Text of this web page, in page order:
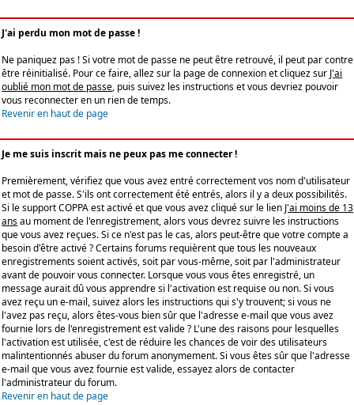
J'ai perdu mon mot de passe !
Ne paniquez pas ! Si votre mot de passe ne peut être retrouvé, il peut par contre
être réinitialisé. Pour ce faire, allez sur la page de connexion et cliquez sur J'ai
oublié mon mot de passe, puis suivez les instructions et vous devriez pouvoir
vous reconnecter en un rien de temps.
Revenir en haut de page
Je me suis inscrit mais ne peux pas me connecter !
Premièrement, vérifiez que vous avez entré correctement vos nom d'utilisateur
et mot de passe. S'ils ont correctement été entrés, alors il y a deux possibilités.
Si le support COPPA est activé et que vous avez cliqué sur le lien J'ai moins de 13
ansau moment de l'enregistrement, alors vous devrez suivre les instructions
que vous avez reçues. Si ce n'est pas le cas, alors peut-être que votre compte a
besoin d'être activé ? Certains forums requièrent que tous les nouveaux
enregistrements soient activés, soit par vous-même, soit par l'administrateur
avant de pouvoir vous connecter. Lorsque vous vous êtes enregistré, un
message aurait dû vous apprendre si l'activation est requise ou non. Si vous
avez reçu un e-mail, suivez alors les instructions qui s'y trouvent; si vous ne
l'avez pas reçu, alors êtes-vous bien sûr que l'adresse e-mail que vous avez
fournie lors de l'enregistrement est valide ? L'une des raisons pour lesquelles
l'activation est utilisée, c'est de réduire les chances de voir des utilisateurs
malintentionnés abuser du forum anonymement. Si vous êtes sûr que l'adresse
e-mail que vous avez fournie est valide, essayez alors de contacter
l'administrateur du forum.
Revenir en haut de page